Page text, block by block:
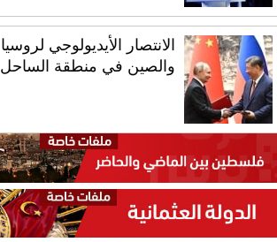
الانتصار الأيديولوجي لروسيا
والصين في منطقة الساحل